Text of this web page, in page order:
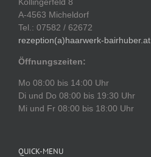
A-4563 Micheldorf
Tel.: 07582 / 62672
rezeption(a)haarwerk-bairhuber.at
Öffnungszeiten:
Mo 08:00 bis 14:00 Uhr
Di und Do 08:00 bis 19:30 Uhr
Mi und Fr 08:00 bis 18:00 Uhr
QUICK-MENU